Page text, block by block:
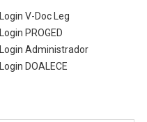
Login V-Doc Leg
Login PROGED
Login Administrador
Login DOALECE